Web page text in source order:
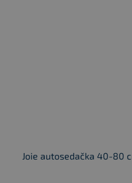
Joie autosedačka 40-80